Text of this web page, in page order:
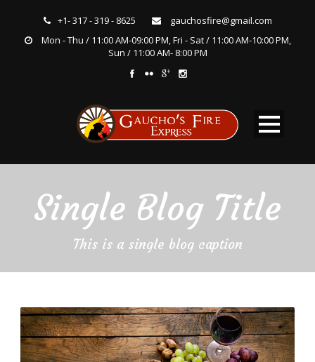
+1- 317 - 319 - 8625
gauchosfire@gmail.com
Mon - Thu / 11:00 AM-09:00 PM, Fri - Sat / 11:00 AM-10:00 PM,
Sun / 11:00 AM- 8:00 PM
Single Blog Title
This is a single blog caption